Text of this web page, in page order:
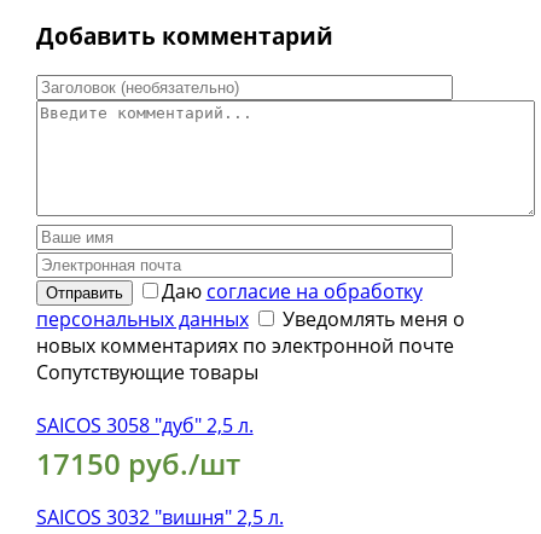
Добавить комментарий
Отправить Даю согласие на обработку
персональных данных
Уведомлять меня о
новых комментариях по электронной почте
Сопутствующие товары
SAICOS 3058 "дуб" 2,5 л.
17150 руб./шт
SAICOS 3032 "вишня" 2,5 л.